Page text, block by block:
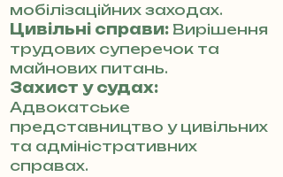
мобілізаційних заходах.
Цивільні справи: Вирішення
трудових суперечок та
майнових питань.
Захист у судах:
Адвокатське
представництво у цивільних
та адміністративних
справах.